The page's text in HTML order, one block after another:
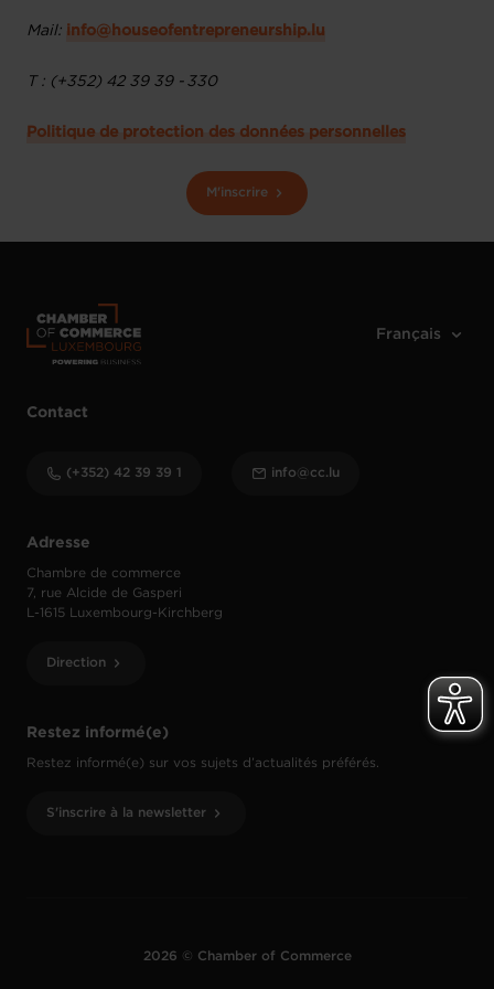
Mail: info@houseofentrepreneurship.lu
T : (+352) 42 39 39 - 330
Politique de protection des données personnelles
M'inscrire
Restez informé(e)
Restez informé(e) sur vos sujets d’actualités préférés.
S'inscrire à la newsletter
Adresse
Chambre de commerce
7, rue Alcide de Gasperi
L-1615 Luxembourg-Kirchberg
Direction
Contact
(+352) 42 39 39 1 info@cc.lu
2026 © Chamber of Commerce